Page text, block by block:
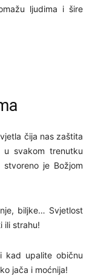
ljudima i šire
čija nas zaštita
svakom trenutku
je Božjom
biljke… Svjetlost
ili strahu!
kad upalite običnu
jača i moćnija!